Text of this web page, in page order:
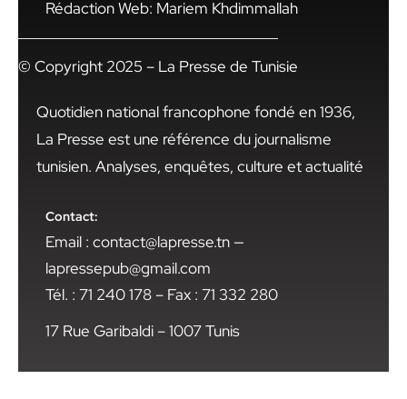
Rédaction Web: Mariem Khdimmallah
© Copyright 2025 – La Presse de Tunisie
Quotidien national francophone fondé en 1936,
La Presse est une référence du journalisme
tunisien. Analyses, enquêtes, culture et actualité
Contact:
Email : contact@lapresse.tn —
lapressepub@gmail.com
Tél. : 71 240 178 – Fax : 71 332 280
17 Rue Garibaldi – 1007 Tunis